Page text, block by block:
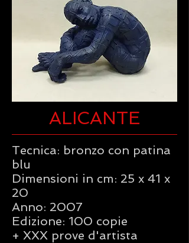
ALICANTE
Tecnica: bronzo con patina
blu
Dimensioni in cm: 25 x 41 x
20
Anno: 2007
Edizione: 100 copie
+ XXX prove d'artista